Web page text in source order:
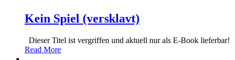
Kein Spiel (versklavt)
Dieser Titel ist vergriffen und aktuell nur als E-Book lieferbar!
Read More